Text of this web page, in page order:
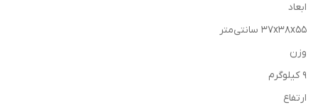
ابعاد
37x38x55 سانتی‌متر
وزن
9 کیلوگرم
ارتفاع